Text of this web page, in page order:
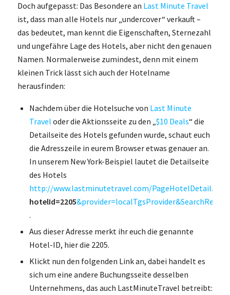
Doch aufgepasst: Das Besondere an Last Minute Travel
ist, dass man alle Hotels nur „undercover“ verkauft –
das bedeutet, man kennt die Eigenschaften, Sternezahl
und ungefähre Lage des Hotels, aber nicht den genauen
Namen. Normalerweise zumindest, denn mit einem
kleinen Trick lässt sich auch der Hotelname
herausfinden:
Nachdem über die Hotelsuche von Last Minute
Travel oder die Aktionsseite zu den „ $10 Deals“ die
Detailseite des Hotels gefunden wurde, schaut euch
die Adresszeile in eurem Browser etwas genauer an.
In unserem New York-Beispiel lautet die Detailseite
des Hotels
http://www.lastminutetravel.com/
hotelId=2205
.
Aus dieser Adresse merkt ihr euch die genannte
Hotel-ID, hier die 2205.
Klickt nun den folgenden Link an, dabei handelt es
sich um eine andere Buchungsseite desselben
Unternehmens, das auch LastMinuteTravel betreibt: